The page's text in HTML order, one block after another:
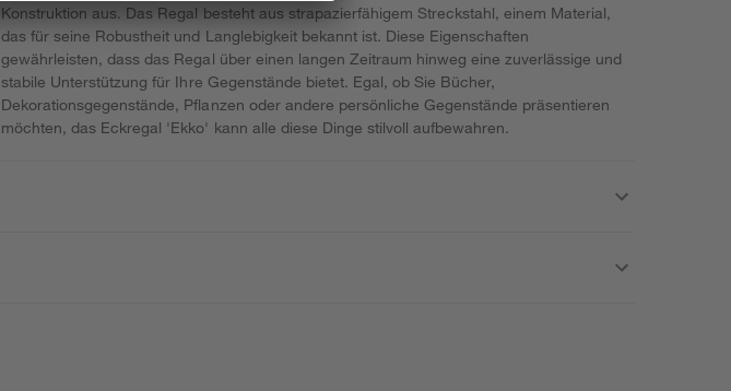
Konstruktion aus. Das Regal besteht aus strapazierfähigem Streckstahl, einem Material,
das für seine Robustheit und Langlebigkeit bekannt ist. Diese Eigenschaften
gewährleisten, dass das Regal über einen langen Zeitraum hinweg eine zuverlässige und
stabile Unterstützung für Ihre Gegenstände bietet. Egal, ob Sie Bücher,
Dekorationsgegenstände, Pflanzen oder andere persönliche Gegenstände präsentieren
möchten, das Eckregal 'Ekko' kann alle diese Dinge stilvoll aufbewahren.